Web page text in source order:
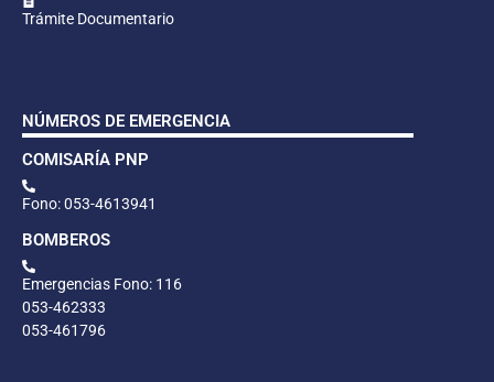
Trámite Documentario
NÚMEROS DE EMERGENCIA
COMISARÍA PNP
Fono: 053-4613941
BOMBEROS
Emergencias Fono: 116
053-462333
053-461796